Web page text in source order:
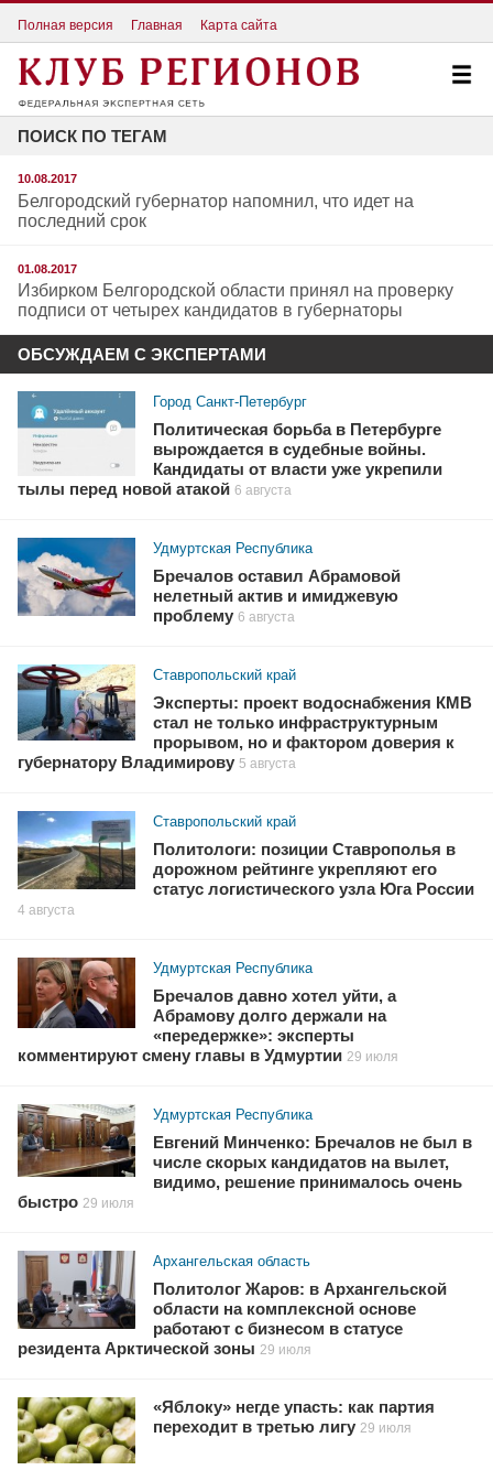
Полная версия Главная Карта сайта
ПОИСК ПО ТЕГАМ
10.08.2017
Белгородский губернатор напомнил, что идет на
последний срок
01.08.2017
Избирком Белгородской области принял на проверку
подписи от четырех кандидатов в губернаторы
ОБСУЖДАЕМ С ЭКСПЕРТАМИ
Город Санкт-Петербург
Политическая борьба в Петербурге
вырождается в судебные войны.
Кандидаты от власти уже укрепили
тылы перед новой атакой 6 августа
Удмуртская Республика
Бречалов оставил Абрамовой
нелетный актив и имиджевую
проблему 6 августа
Ставропольский край
Эксперты: проект водоснабжения КМВ
стал не только инфраструктурным
прорывом, но и фактором доверия к
губернатору Владимирову 5 августа
Ставропольский край
Политологи: позиции Ставрополья в
дорожном рейтинге укрепляют его
статус логистического узла Юга России
4 августа
Удмуртская Республика
Бречалов давно хотел уйти, а
Абрамову долго держали на
«передержке»: эксперты
комментируют смену главы в Удмуртии 29 июля
Удмуртская Республика
Евгений Минченко: Бречалов не был в
числе скорых кандидатов на вылет,
видимо, решение принималось очень
быстро 29 июля
Архангельская область
Политолог Жаров: в Архангельской
области на комплексной основе
работают с бизнесом в статусе
резидента Арктической зоны 29 июля
«Яблоку» негде упасть: как партия
переходит в третью лигу 29 июля